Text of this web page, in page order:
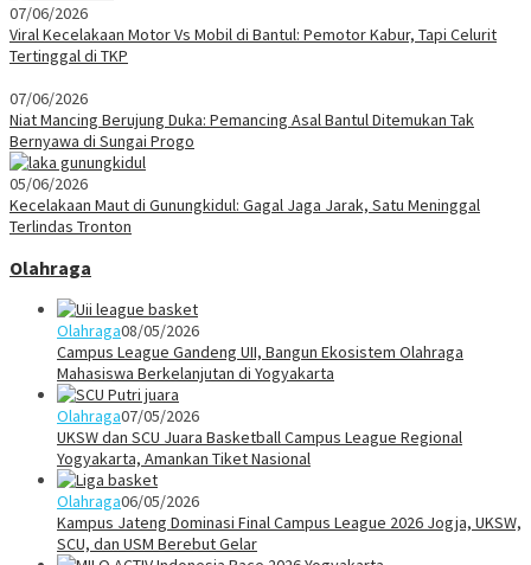
07/06/2026
Viral Kecelakaan Motor Vs Mobil di Bantul: Pemotor Kabur, Tapi Celurit
Tertinggal di TKP
07/06/2026
Niat Mancing Berujung Duka: Pemancing Asal Bantul Ditemukan Tak
Bernyawa di Sungai Progo
05/06/2026
Kecelakaan Maut di Gunungkidul: Gagal Jaga Jarak, Satu Meninggal
Terlindas Tronton
Olahraga
Olahraga08/05/2026
Campus League Gandeng UII, Bangun Ekosistem Olahraga
Mahasiswa Berkelanjutan di Yogyakarta
Olahraga07/05/2026
UKSW dan SCU Juara Basketball Campus League Regional
Yogyakarta, Amankan Tiket Nasional
Olahraga06/05/2026
Kampus Jateng Dominasi Final Campus League 2026 Jogja, UKSW,
SCU, dan USM Berebut Gelar